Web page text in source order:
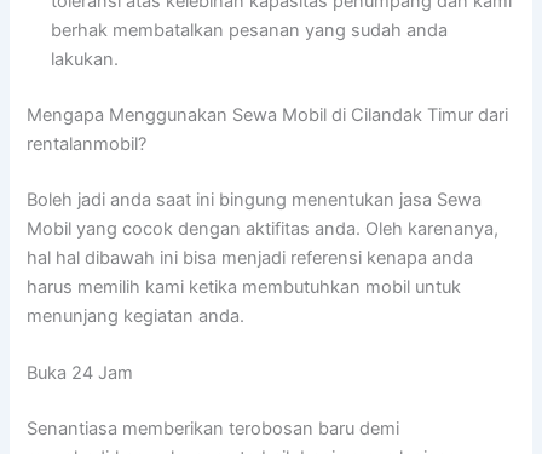
berhak membatalkan pesanan yang sudah anda
lakukan.
Mengapa Menggunakan Sewa Mobil di Cilandak Timur dari
rentalanmobil?
Boleh jadi anda saat ini bingung menentukan jasa Sewa
Mobil yang cocok dengan aktifitas anda. Oleh karenanya,
hal hal dibawah ini bisa menjadi referensi kenapa anda
harus memilih kami ketika membutuhkan mobil untuk
menunjang kegiatan anda.
Buka 24 Jam
Senantiasa memberikan terobosan baru demi